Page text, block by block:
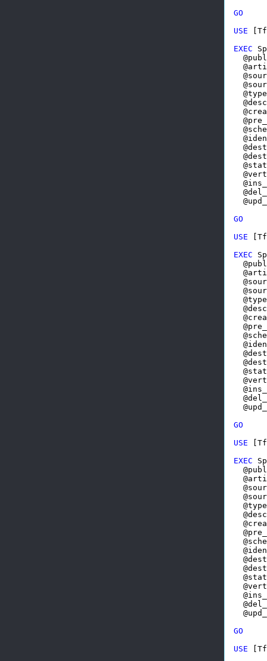
GO
USE
EXEC
GO
USE
EXEC
GO
USE
EXEC
GO
USE